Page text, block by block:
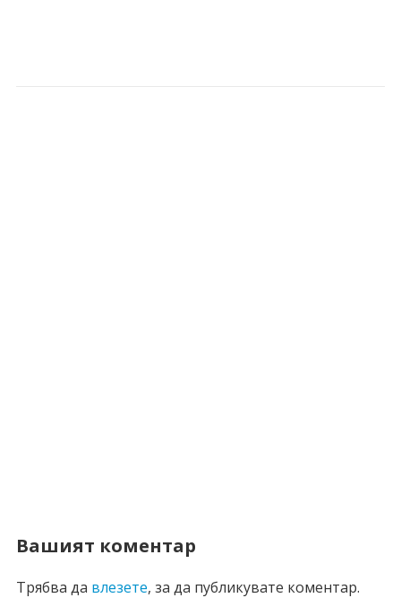
Вашият коментар
Трябва да влезете, за да публикувате коментар.